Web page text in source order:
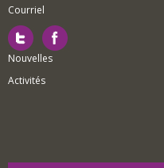
Courriel
Nouvelles
Activités